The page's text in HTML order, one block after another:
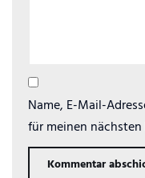
Name, E-Mail-
für meinen